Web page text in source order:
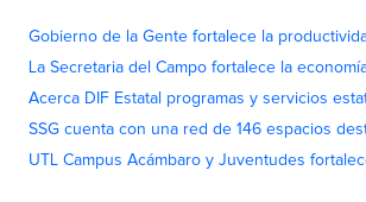
Gobierno de la Gente fortalece la
La Secretaria del Campo fortalece la
Acerca DIF Estatal programas y servicios
SSG cuenta con una red de 146 espacios
UTL Campus Acámbaro y Juventudes